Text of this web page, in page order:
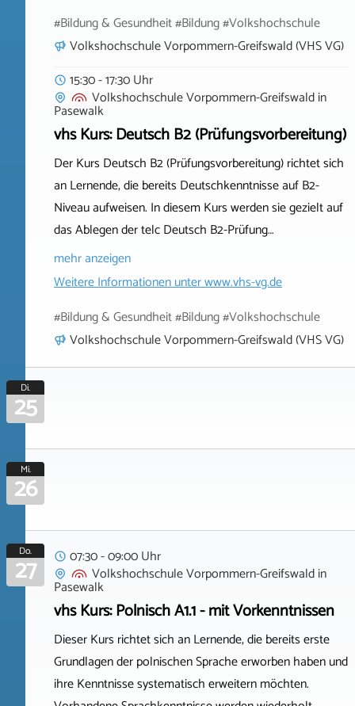
#Bildung & Gesundheit #Bildung #Volkshochschule
Volkshochschule Vorpommern-Greifswald (VHS VG)
15:30 - 17:30 Uhr
Volkshochschule Vorpommern-Greifswaldin
Pasewalk
vhs Kurs: Deutsch B2 (Prüfungsvorbereitung)
Der Kurs Deutsch B2 (Prüfungsvorbereitung) richtet sich
an Lernende, die bereits Deutschkenntnisse auf B2-
Niveau aufweisen. In diesem Kurs werden sie gezielt auf
das Ablegen der telc Deutsch B2-Prüfung…
mehr anzeigen
Weitere Informationen unterwww.vhs-vg.de
#Bildung & Gesundheit #Bildung #Volkshochschule
Volkshochschule Vorpommern-Greifswald (VHS VG)
Di.
25
Mi.
26
Do.
27
07:30 - 09:00 Uhr
Volkshochschule Vorpommern-Greifswaldin
Pasewalk
vhs Kurs: Polnisch A1.1 - mit Vorkenntnissen
Dieser Kurs richtet sich an Lernende, die bereits erste
Grundlagen der polnischen Sprache erworben haben und
ihre Kenntnisse systematisch erweitern möchten.